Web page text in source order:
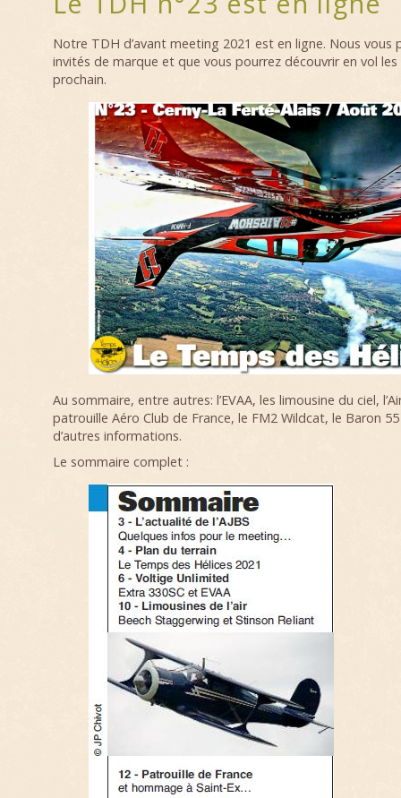
Notre TDH d’avant meeting 2021 est en ligne. Nous vous
invités de marque et que vous pourrez découvrir en vol
prochain.
Au sommaire, entre autres: l’EVAA, les limousine du ciel,
patrouille Aéro Club de France, le FM2 Wildcat, le Baron
d’autres informations.
Le sommaire complet :